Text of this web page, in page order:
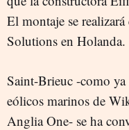
El montaje se
Solutions en Holanda.
Saint-Brieuc -como
eólicos marinos de
Anglia One- se ha